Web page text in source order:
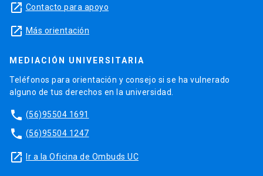
launch Contacto para apoyo
launch Más orientación
MEDIACIÓN UNIVERSITARIA
Teléfonos para orientación y consejo si se ha vulnerado
alguno de tus derechos en la universidad.
phone (56)95504 1691
phone (56)95504 1247
launch Ir a la Oficina de Ombuds UC